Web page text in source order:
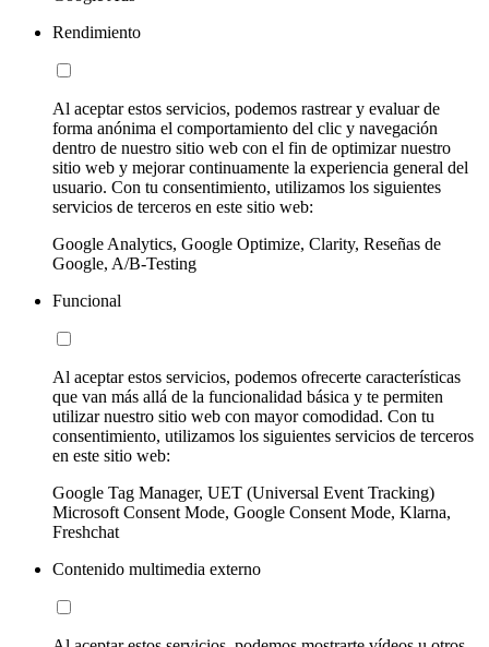
Rendimiento
Al aceptar estos servicios, podemos rastrear y evaluar de
forma anónima el comportamiento del clic y navegación
dentro de nuestro sitio web con el fin de optimizar nuestro
sitio web y mejorar continuamente la experiencia general del
usuario. Con tu consentimiento, utilizamos los siguientes
servicios de terceros en este sitio web:
Google Analytics, Google Optimize, Clarity, Reseñas de
Google, A/B-Testing
Funcional
Al aceptar estos servicios, podemos ofrecerte características
que van más allá de la funcionalidad básica y te permiten
utilizar nuestro sitio web con mayor comodidad. Con tu
consentimiento, utilizamos los siguientes servicios de terceros
en este sitio web:
Google Tag Manager, UET (Universal Event Tracking)
Microsoft Consent Mode, Google Consent Mode, Klarna,
Freshchat
Contenido multimedia externo